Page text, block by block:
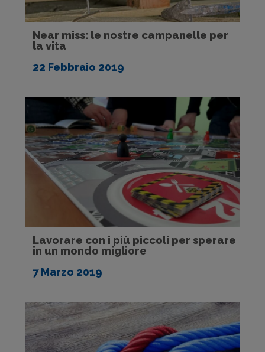
Near miss: le nostre campanelle per
la vita
22 Febbraio 2019
Lavorare con i più piccoli per sperare
in un mondo migliore
7 Marzo 2019